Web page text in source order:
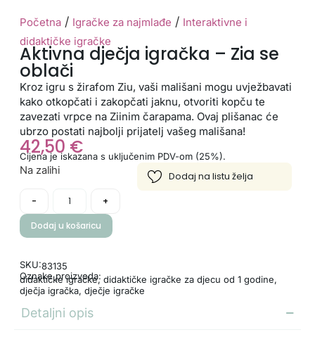
Početna/ Igračke za najmlađe / Interaktivne i
didaktičke igračke
Aktivna dječja igračka – Zia se
oblači
Kroz igru s žirafom Ziu, vaši mališani mogu uvježbavati
kako otkopčati i zakopčati jaknu, otvoriti kopču te
zavezati vrpce na Ziinim čarapama. Ovaj plišanac će
ubrzo postati najbolji prijatelj vašeg mališana!
42,50€
Cijena je iskazana s uključenim PDV-om (25%).
Na zalihi
- +
Dodaj u košaricu
SKU:83135
Oznake proizvoda:
didaktičke igračke, didaktičke igračke za djecu od 1 godine,
dječja igračka, dječje igračke
Detaljni opis